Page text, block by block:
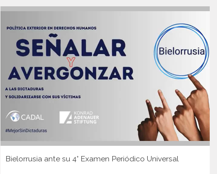
Bielorrusia ante su 4° Examen Periódico Universal